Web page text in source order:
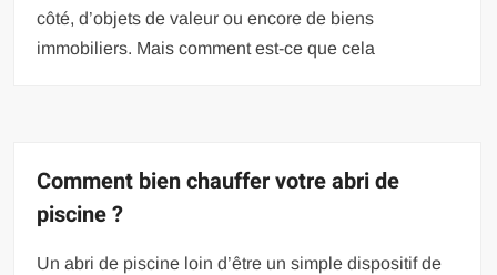
côté, d’objets de valeur ou encore de biens
immobiliers. Mais comment est-ce que cela
Comment bien chauffer votre abri de
piscine ?
Un abri de piscine loin d’être un simple dispositif de